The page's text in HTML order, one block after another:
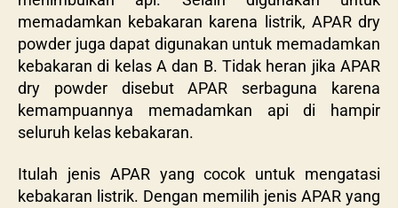
memadamkan kebakaran karena listrik, APAR dry
powder juga dapat digunakan untuk memadamkan
kebakaran di kelas A dan B. Tidak heran jika APAR
dry powder disebut APAR serbaguna karena
kemampuannya memadamkan api di hampir
seluruh kelas kebakaran.
Itulah jenis APAR yang cocok untuk mengatasi
kebakaran listrik. Dengan memilih jenis APAR yang